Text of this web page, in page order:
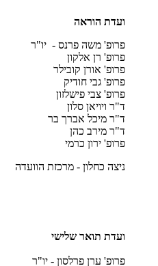
ועדת הוראה
פרופ' משה פרנס - יו"ר
פרופ' רן אלקון
פרופ' אורן קובילר
פרופ' גבי חודיק
פרופ' צבי פישלזון
ד"ר ויויאן סלון
ד"ר מיכל אברך בר
ד"ר מירב כהן
פרופ' ירון כרמי
ניצה כחלון - מרכזת הוועדה
ועדת תואר שלישי
פרופ' ערן פרלסון - יו"ר